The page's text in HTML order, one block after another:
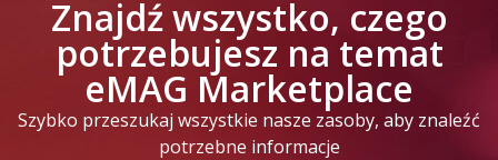
Znajdź wszystko, czego
potrzebujesz na temat
eMAG Marketplace
Szybko przeszukaj wszystkie nasze zasoby, aby znaleźć
potrzebne informacje